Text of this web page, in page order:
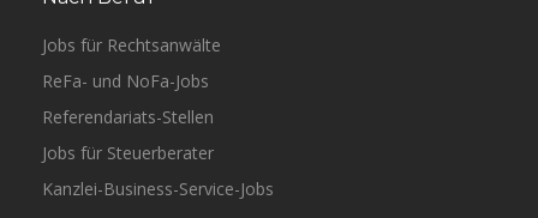
Jobs für Rechtsanwälte
ReFa- und NoFa-Jobs
Referendariats-Stellen
Jobs für Steuerberater
Kanzlei-Business-Service-Jobs